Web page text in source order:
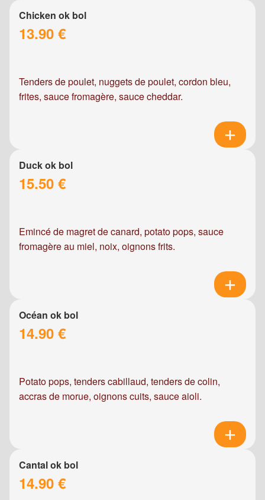
Chicken ok bol
13.90 €
Tenders de poulet, nuggets de poulet, cordon bleu,
frites, sauce fromagère, sauce cheddar.
Duck ok bol
15.50 €
Emincé de magret de canard, potato pops, sauce
fromagère au miel, noix, oignons frits.
Océan ok bol
14.90 €
Potato pops, tenders cabillaud, tenders de colin,
accras de morue, oignons cuits, sauce aioli.
Cantal ok bol
14.90 €